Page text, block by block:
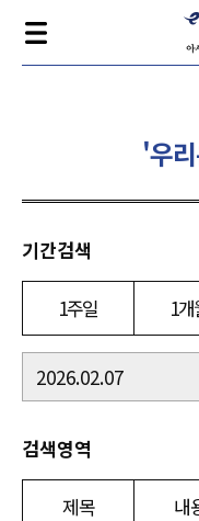
'우
기간검색
1주일 1
검색영역
제목 내